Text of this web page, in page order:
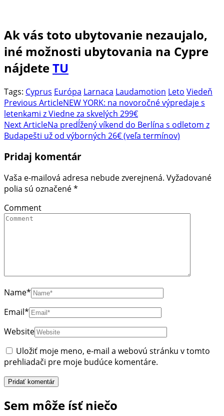
Ak vás toto ubytovanie nezaujalo,
iné možnosti ubytovania na Cypre
nájdeteTU
Tags: Cyprus Európa Larnaca Laudamotion Leto Viedeň
Post
Navigation
Previous ArticleNEW YORK: na novoročné výpredaje s
letenkami z Viedne za skvelých 299€
Next ArticleNa predĺžený víkend do Berlína s odletom z
Budapešti už od výborných 26€ (veľa termínov)
Pridaj komentár
Vaša e-mailová adresa nebude zverejnená. Vyžadované
polia sú označené*
Comment
Name*
Email*
Website
Uložiť moje meno, e-mail a webovú stránku v tomto
prehliadači pre moje budúce komentáre.
Sem môže ísť niečo